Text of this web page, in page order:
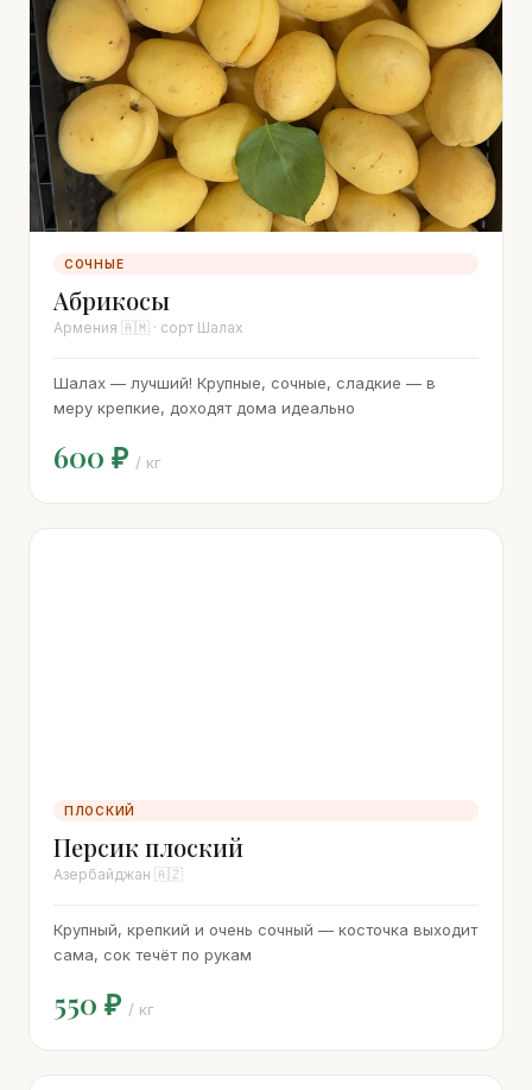
СОЧНЫЕ
Абрикосы
Армения 🇦🇲 · сорт Шалах
Шалах — лучший! Крупные, сочные, сладкие — в
меру крепкие, доходят дома идеально
600 ₽ / кг
ПЛОСКИЙ
Персик плоский
Азербайджан 🇦🇿
Крупный, крепкий и очень сочный — косточка выходит
сама, сок течёт по рукам
550 ₽ / кг